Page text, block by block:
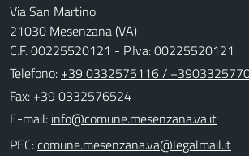
Via San Martino
21030 Mesenzana (VA)
C.F. 00225520121 - P.Iva: 00225520121
Telefono: +39 0332575116 /
Fax: +39 0332576524
E-mail:
PEC: